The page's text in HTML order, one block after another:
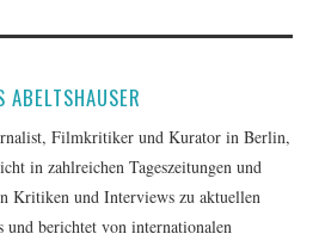
ABELTSHAUSER
Filmkritiker und Kurator in Berlin,
in zahlreichen Tageszeitungen und
Kritiken und Interviews zu aktuellen
und berichtet von internationalen